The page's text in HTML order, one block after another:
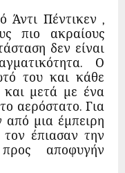
Άντι Πέντικεν ,
πιο ακραίους
δεν είναι
Ο
του και κάθε
και μετά με ένα
αερόστατο. Για
από μια έμπειρη
έπιασαν την
αποφυγήν